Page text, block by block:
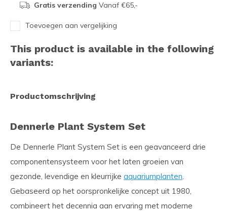
Gratis verzending Vanaf €65,-
Toevoegen aan vergelijking
This product is available in the following
variants:
Productomschrijving
Dennerle Plant System Set
De Dennerle Plant System Set is een geavanceerd drie
componentensysteem voor het laten groeien van
gezonde, levendige en kleurrijke aquariumplanten.
Gebaseerd op het oorspronkelijke concept uit 1980,
combineert het decennia aan ervaring met moderne